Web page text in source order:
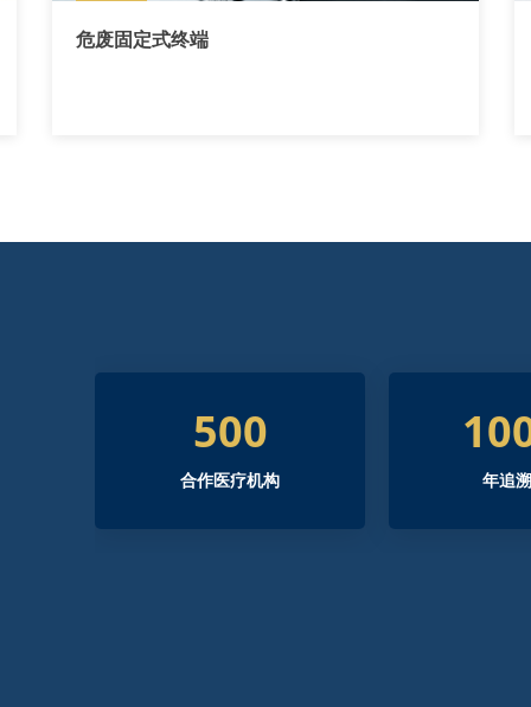
危废固定式终端
500
合作医疗机构 年追